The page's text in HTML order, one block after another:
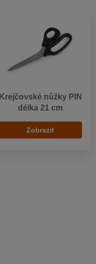
Krejčovské nůžky PIN
délka 21 cm
Zobrazit